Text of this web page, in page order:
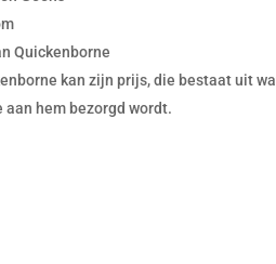
Quickenborne
kan zijn prijs, die bestaat uit
hem bezorgd wordt.